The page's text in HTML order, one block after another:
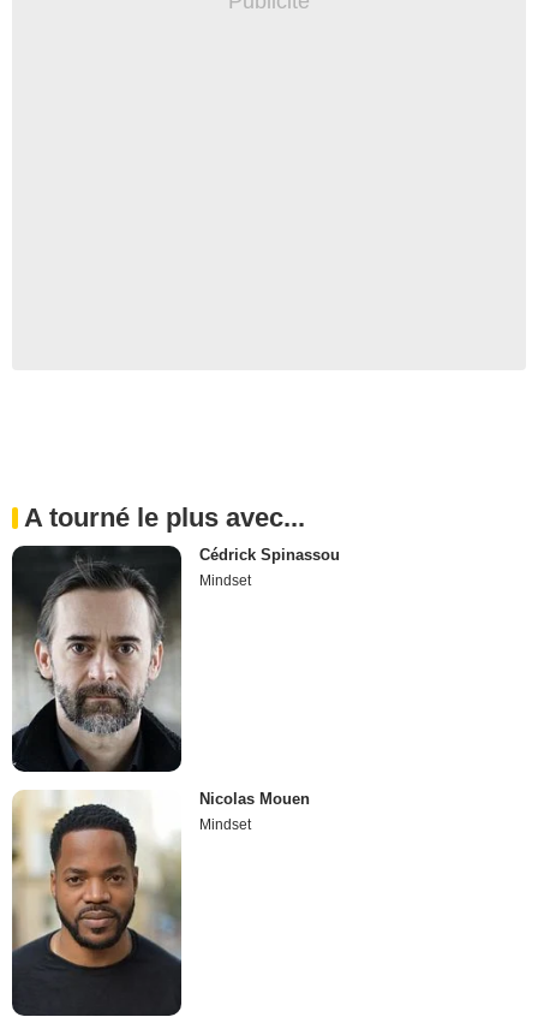
A tourné le plus avec...
Cédrick Spinassou
Mindset
Nicolas Mouen
Mindset